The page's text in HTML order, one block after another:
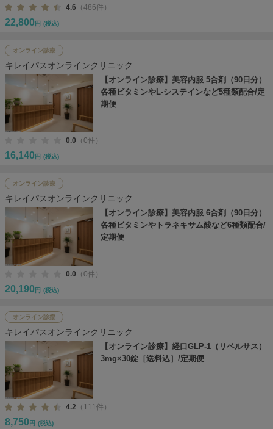
4.6 （486件）
22,800 円 (税込)
オンライン診療
キレイパスオンラインクリニック
【オンライン診療】美容内服 5合剤（90日分）
各種ビタミンやL-システインなど5種類配合/定
期便
0.0 （0件）
16,140 円 (税込)
オンライン診療
キレイパスオンラインクリニック
【オンライン診療】美容内服 6合剤（90日分）
各種ビタミンやトラネキサム酸など6種類配合/
定期便
0.0 （0件）
20,190 円 (税込)
オンライン診療
キレイパスオンラインクリニック
【オンライン診療】経口GLP-1（リベルサス）
3mg×30錠［送料込］/定期便
4.2 （111件）
8,750 円 (税込)